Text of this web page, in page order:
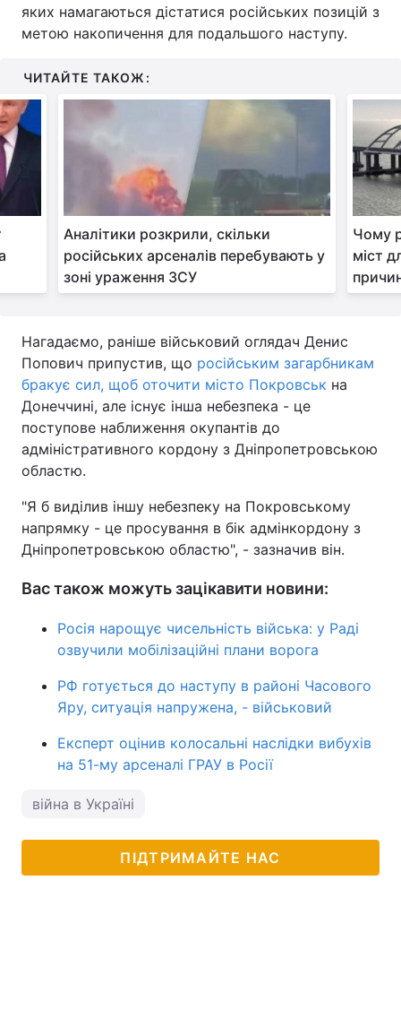
яких намагаються дістатися російських позицій з
метою накопичення для подальшого наступу.
ЧИТАЙТЕ ТАКОЖ:
Аналітики розкрили, скільки
російських арсеналів перебувають у
зоні ураження ЗСУ
Чому
міст
Нагадаємо, раніше військовий оглядач Денис
Попович припустив, що російським загарбникам
бракує сил, щоб оточити місто Покровськ на
Донеччині, але існує інша небезпека - це
поступове наближення окупантів до
адміністративного кордону з Дніпропетровською
областю.
"Я б виділив іншу небезпеку на Покровському
напрямку - це просування в бік адмінкордону з
Дніпропетровською областю", - зазначив він.
Вас також можуть зацікавити новини:
Росія нарощує чисельність війська: у Раді
озвучили мобілізаційні плани ворога
РФ готується до наступу в районі Часового
Яру, ситуація напружена, - військовий
Експерт оцінив колосальні наслідки вибухів
на 51-му арсеналі ГРАУ в Росії
війна в Україні
ПІДТРИМАЙТЕ НАС